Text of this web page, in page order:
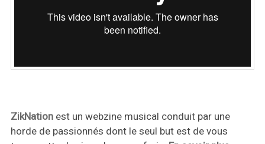
ZikNationest un webzine musical conduit par une
horde de passionnés dont le seul but est de vous